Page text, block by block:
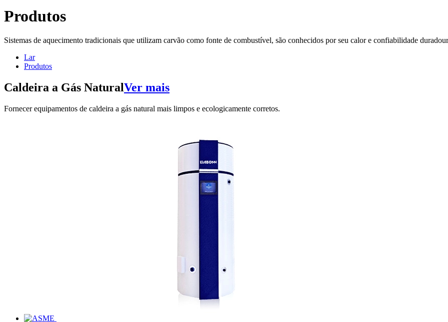
Produtos
Sistemas de aquecimento tradicionais que utilizam carvão como fonte de combustível, são conhecidos por seu calor e confiabilidade
Lar
Produtos
Caldeira a Gás NaturalVer mais
Fornecer equipamentos de caldeira a gás natural mais limpos e ecologicamente corretos.